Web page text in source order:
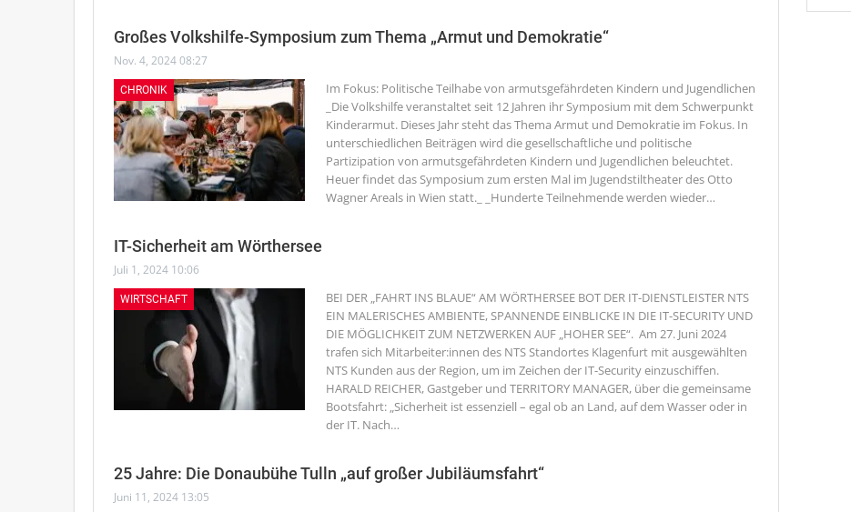
Großes Volkshilfe-Symposium zum Thema „Armut und Demokratie“
Nov. 4, 2024 08:27
CHRONIK
Im Fokus: Politische Teilhabe von armutsgefährdeten Kindern und Jugendlichen
_Die Volkshilfe veranstaltet seit 12 Jahren ihr Symposium mit dem Schwerpunkt
Kinderarmut. Dieses Jahr steht das Thema Armut und Demokratie im Fokus. In
unterschiedlichen Beiträgen wird die gesellschaftliche und politische
Partizipation von armutsgefährdeten Kindern und Jugendlichen beleuchtet.
Heuer findet das Symposium zum ersten Mal im Jugendstiltheater des Otto
Wagner Areals in Wien statt._ _Hunderte Teilnehmende werden wieder…
IT-Sicherheit am Wörthersee
Juli 1, 2024 10:06
WIRTSCHAFT
BEI DER „FAHRT INS BLAUE“ AM WÖRTHERSEE BOT DER IT-DIENSTLEISTER NTS
EIN MALERISCHES AMBIENTE, SPANNENDE EINBLICKE IN DIE IT-SECURITY UND
DIE MÖGLICHKEIT ZUM NETZWERKEN AUF „HOHER SEE“. Am 27. Juni 2024
trafen sich Mitarbeiter:innen des NTS Standortes Klagenfurt mit ausgewählten
NTS Kunden aus der Region, um im Zeichen der IT-Security einzuschiffen.
HARALD REICHER, Gastgeber und TERRITORY MANAGER, über die gemeinsame
Bootsfahrt: „Sicherheit ist essenziell – egal ob an Land, auf dem Wasser oder in
der IT. Nach…
25 Jahre: Die Donaubühe Tulln „auf großer Jubiläumsfahrt“
Juni 11, 2024 13:05